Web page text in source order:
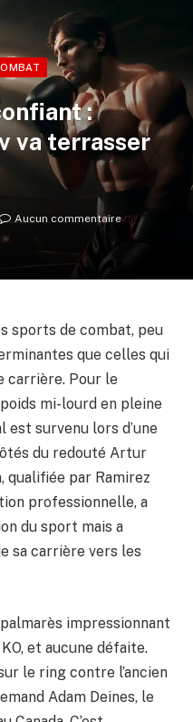
:
va terrasser
Aucun commentaire
sports de combat, peu
que celles qui
carrière. Pour le
mi-lourd en pleine
survenu lors d’une
du redouté Artur
qualifiée par Ramirez
professionnelle, a
du sport mais a
sa carrière vers les
impressionnant
et aucune défaite.
le ring contre l’ancien
Adam Deines, le